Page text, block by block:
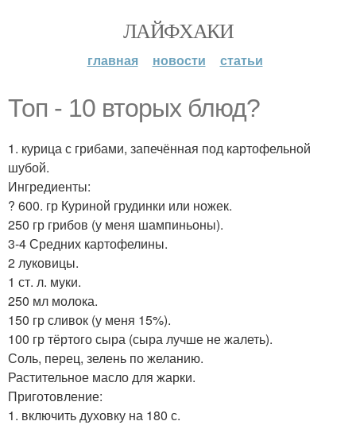
ЛАЙФХАКИ
главная новости статьи
Топ - 10 вторых блюд?
1. курица с грибами, запечённая под картофельной
шубой.
Ингредиенты:
? 600. гр Куриной грудинки или ножек.
250 гр грибов (у меня шампиньоны).
3-4 Средних картофелины.
2 луковицы.
1 ст. л. муки.
250 мл молока.
150 гр сливок (у меня 15%).
100 гр тёртого сыра (сыра лучше не жалеть).
Соль, перец, зелень по желанию.
Растительное масло для жарки.
Приготовление:
1. включить духовку на 180 с.